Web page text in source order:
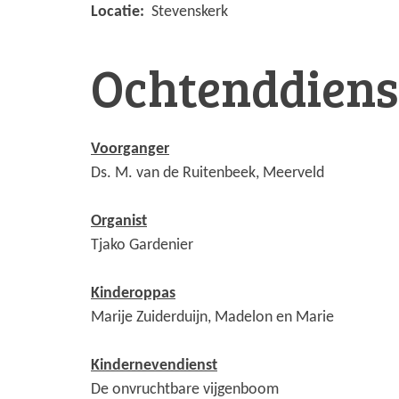
Locatie: Stevenskerk
Voorganger
Ds. M. van de Ruitenbeek, Meerveld
Organist
Tjako Gardenier
Kinderoppas
Marije Zuiderduijn, Madelon en Marie
Kindernevendienst
De onvruchtbare vijgenboom